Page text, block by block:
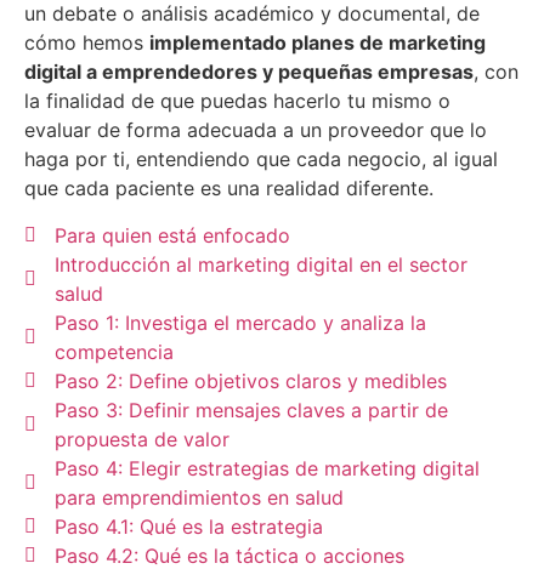
un debate o análisis académico y documental, de
cómo hemos implementado planes de marketing
digital a emprendedores y pequeñas empresas, con
la finalidad de que puedas hacerlo tu mismo o
evaluar de forma adecuada a un proveedor que lo
haga por ti, entendiendo que cada negocio, al igual
que cada paciente es una realidad diferente.
Para quien está enfocado
Introducción al marketing digital en el sector
salud
Paso 1: Investiga el mercado y analiza la
competencia
Paso 2: Define objetivos claros y medibles
Paso 3: Definir mensajes claves a partir de
propuesta de valor
Paso 4: Elegir estrategias de marketing digital
para emprendimientos en salud
Paso 4.1: Qué es la estrategia
Paso 4.2: Qué es la táctica o acciones